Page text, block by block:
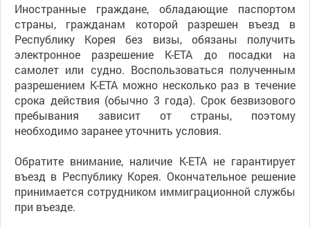
Иностранные граждане, обладающие паспортом
страны, гражданам которой разрешен въезд в
Республику Корея без визы, обязаны получить
электронное разрешение K-ETA до посадки на
самолет или судно. Воспользоваться полученным
разрешением K-ETA можно несколько раз в течение
срока действия (обычно 3 года). Срок безвизового
пребывания зависит от страны, поэтому
необходимо заранее уточнить условия.
Обратите внимание, наличие K-ETA не гарантирует
въезд в Республику Корея. Окончательное решение
принимается сотрудником иммиграционной службы
при въезде.